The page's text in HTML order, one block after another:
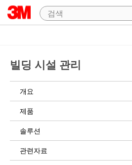
빌딩 시설 관리
개요
제품
솔루션
관련자료